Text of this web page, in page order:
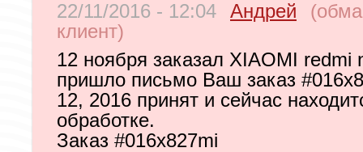
22/11/2016 - 12:04 Андрей
клиент)
12 ноября заказал XIAOMI redmi
пришло письмо Ваш заказ
12, 2016 принят и сейчас
обработке.
Заказ #016x827mi